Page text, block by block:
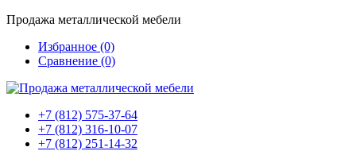
Продажа металлической мебели
Избранное (0)
Сравнение (0)
+7 (812) 575-37-64
+7 (812) 316-10-07
+7 (812) 251-14-32